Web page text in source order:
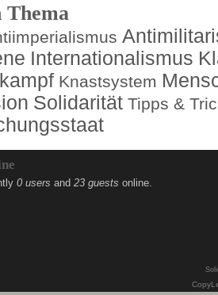
Thema
Internationalismus
Knastsystem
Solidarität Tipps &
0 users and 23 guests online.